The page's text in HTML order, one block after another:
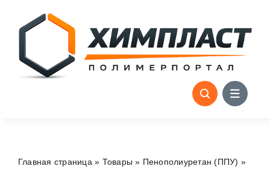
content
Главная страница » Товары » Пенополиуретан (ППУ) »